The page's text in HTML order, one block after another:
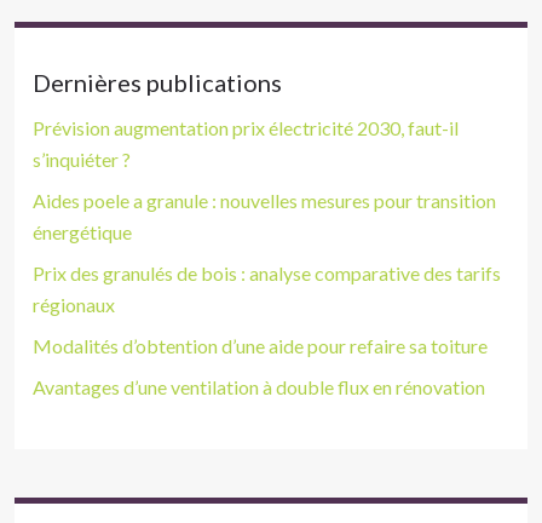
Dernières publications
Prévision augmentation prix électricité 2030, faut-il
s’inquiéter ?
Aides poele a granule : nouvelles mesures pour transition
énergétique
Prix des granulés de bois : analyse comparative des tarifs
régionaux
Modalités d’obtention d’une aide pour refaire sa toiture
Avantages d’une ventilation à double flux en rénovation